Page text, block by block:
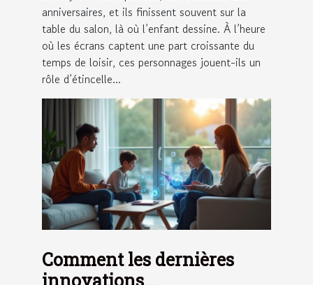
anniversaires, et ils finissent souvent sur la
table du salon, là où l’enfant dessine. À l’heure
où les écrans captent une part croissante du
temps de loisir, ces personnages jouent-ils un
rôle d’étincelle...
Comment les dernières